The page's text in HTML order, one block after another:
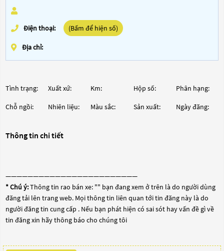
Điện thoại: (Bấm để hiện số)
Địa chỉ:
Tình trạng: Xuất xứ: Km: Hộp số: Phân hạng:
Chỗ ngồi: Nhiên liệu: Màu sắc: Sản xuất: Ngày đăng:
Thông tin chi tiết
————————————————————————
* Chú ý:Thông tin rao bán xe: "" bạn đang xem ở trên là do người dùng
đăng tải lên trang web. Mọi thông tin liên quan tới tin đăng này là do
người đăng tin cung cấp . Nếu bạn phát hiện có sai sót hay vấn đề gì về
tin đăng xin hãy thông báo cho chúng tôi